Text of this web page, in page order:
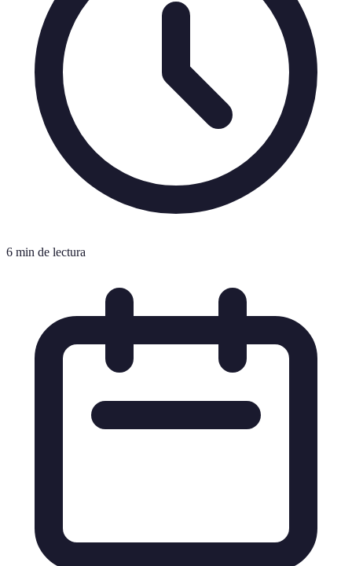
6 min de lectura